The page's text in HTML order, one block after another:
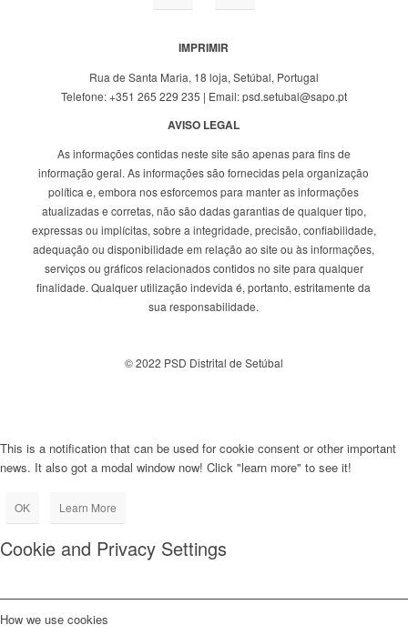
IMPRIMIR
Rua de Santa Maria, 18 loja, Setúbal, Portugal
Telefone: +351 265 229 235 | Email: psd.setubal@sapo.pt
AVISO LEGAL
As informações contidas neste site são apenas para fins de
informação geral. As informações são fornecidas pela organização
política e, embora nos esforcemos para manter as informações
atualizadas e corretas, não são dadas garantias de qualquer tipo,
expressas ou implícitas, sobre a integridade, precisão, confiabilidade,
adequação ou disponibilidade em relação ao site ou às informações,
serviços ou gráficos relacionados contidos no site para qualquer
finalidade. Qualquer utilização indevida é, portanto, estritamente da
sua responsabilidade.
© 2022 PSD Distrital de Setúbal
This is a notification that can be used for cookie consent or other important
news. It also got a modal window now! Click "learn more" to see it!
OK Learn More
Cookie and Privacy Settings
How we use cookies